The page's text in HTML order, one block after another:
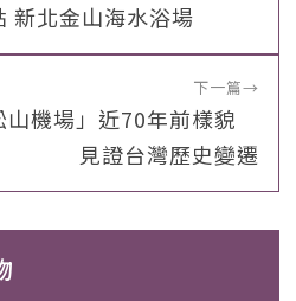
新北金山海水浴場
下一篇→
山機場」近70年前樣貌
見證台灣歷史變遷